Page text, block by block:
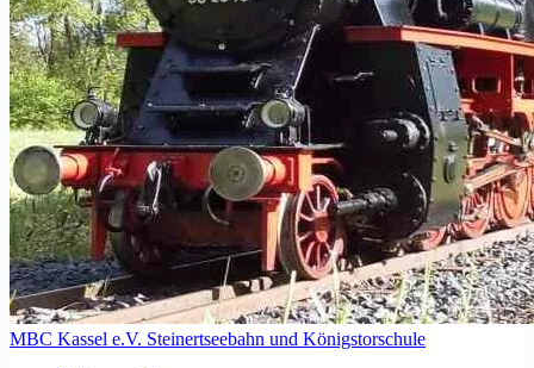
MBC Kassel e.V. Steinertseebahn und Königstorschule